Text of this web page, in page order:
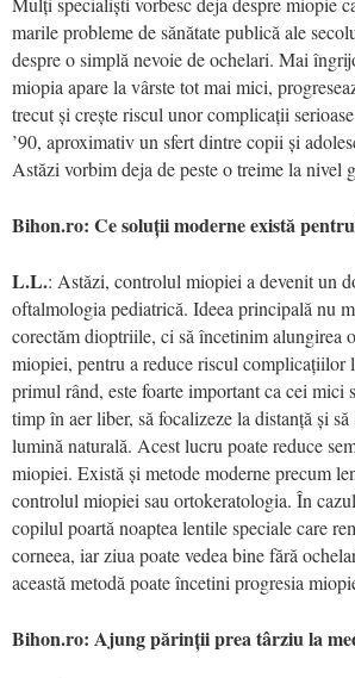
marile probleme de sănătate publică ale
despre o simplă nevoie de ochelari. Mai
miopia apare la vârste tot mai mici,
trecut și crește riscul unor complicații
’90, aproximativ un sfert dintre copii și
Astăzi vorbim deja de peste o treime la nivel
Bihon.ro: Ce soluții moderne există
L.L.: Astăzi, controlul miopiei a devenit un
oftalmologia pediatrică. Ideea principală nu
corectăm dioptriile, ci să încetinim alungirea
miopiei, pentru a reduce riscul complicațiilor
primul rând, este foarte important ca cei mici
timp în aer liber, să focalizeze la distanță și
lumină naturală. Acest lucru poate reduce
miopiei. Există și metode moderne precum
controlul miopiei sau ortokeratologia. În
copilul poartă noaptea lentile speciale care
corneea, iar ziua poate vedea bine fără
această metodă poate încetini progresia
Bihon.ro: Ajung părinții prea târziu la